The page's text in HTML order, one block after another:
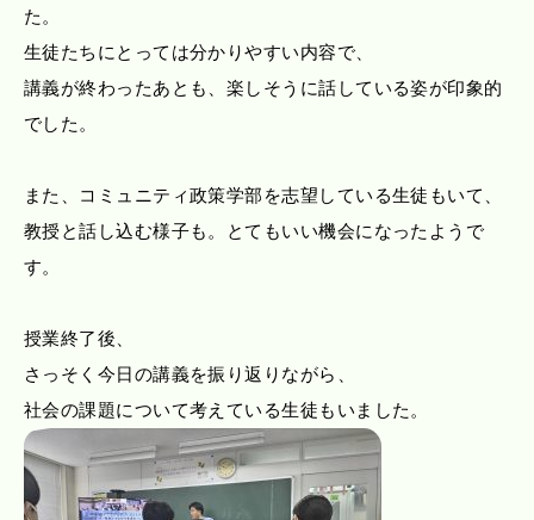
た。
生徒たちにとっては分かりやすい内容で、
講義が終わったあとも、楽しそうに話している姿が印象的
でした。
また、コミュニティ政策学部を志望している生徒もいて、
教授と話し込む様子も。とてもいい機会になったようで
す。
授業終了後、
さっそく今日の講義を振り返りながら、
社会の課題について考えている生徒もいました。